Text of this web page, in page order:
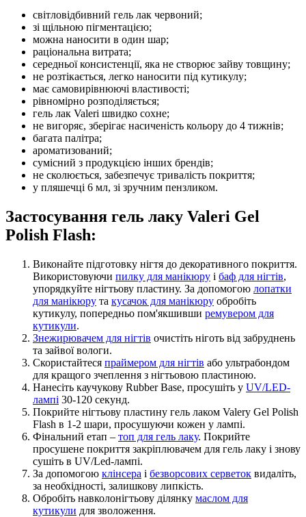
світловідбивний гель лак червоний;
зі щільною пігментацією;
можна наносити в один шар;
раціональна витрата;
середньої консистенції, яка не створює зайву товщину;
не розтікається, легко наносити під кутикулу;
має самовирівнюючі властивості;
рівномірно розподіляється;
гель лак Valeri швидко сохне;
не вигоряє, зберігає насиченість кольору до 4 тижнів;
багата палітра;
ароматизований;
сумісний з продукцією інших брендів;
не сколюється, забезпечує тривалість покриття;
у пляшечці 6 мл, зі зручним пензликом.
Застосування гель лаку Valeri Gel
Polish Flash:
Виконайте підготовку нігтя до декоративного покриття.
Використовуючи пилку для манікюру і баф для нігтів,
упорядкуйте нігтьову пластину. За допомогою лопатки
для манікюру та кусачок для манікюру обробіть
кутикулу, попередньо пом'якшивши ремувером для
кутикули.
Знежирювачем для нігтів очистіть ніготь від забруднень
та зайвої вологи.
Скористайтеся праймером для нігтів або ультрабондом
для кращого зчеплення з нігтьовою пластиною.
Нанесіть каучукову Rubber Base, просушіть у UV/LED-
лампі 30-120 секунд.
Покрийте нігтьову пластину гель лаком Valery Gel Polish
Flash в 1-2 шари, просушуючи кожен у лампі.
Фінальний етап – топ для гель лаку. Покрийте
просушене покриття закріплювачем для гель лаку і знову
сушіть в UV/Led-лампі.
За допомогою клінсера і безворсових серветок видаліть,
за необхідності, залишкову липкість.
Обробіть навколонігтьову ділянку маслом для
кутикули для зволоження.